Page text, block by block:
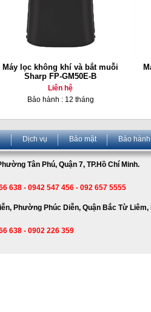
Máy lọc không khí và bắt muỗi
Sharp FP-GM50E-B
Liên hệ
Bảo hành : 12 tháng
Dịch vụ Bảo mật Bảo hành
Tân Phú, Quận 7, TP.Hồ Chí Minh.
638 - 0942 547 456 - 092 657 5555
Phường Phúc Diễn, Quận Bắc Từ Liêm,
638 - 0902 226 359